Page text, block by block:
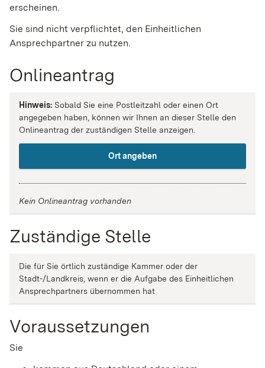
erscheinen.
Sie sind nicht verpflichtet, den Einheitlichen
Ansprechpartner zu nutzen.
Onlineantrag
Hinweis: Sobald Sie eine Postleitzahl oder einen Ort
angegeben haben, können wir Ihnen an dieser Stelle den
Onlineantrag der zuständigen Stelle anzeigen.
Ort angeben
Kein Onlineantrag vorhanden
Zuständige Stelle
Die für Sie örtlich zuständige Kammer oder der
Stadt-/Landkreis, wenn er die Aufgabe des Einheitlichen
Ansprechpartners übernommen hat
Voraussetzungen
Sie